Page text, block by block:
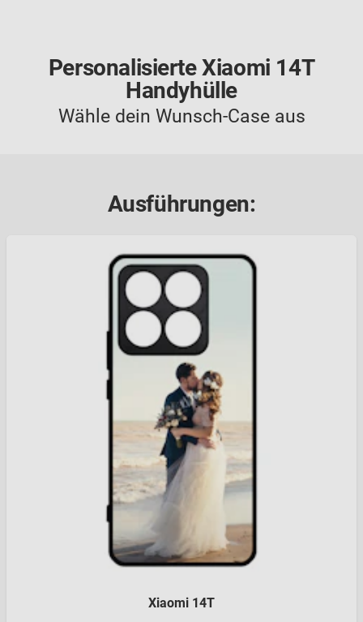
Personalisierte Xiaomi 14T
Handyhülle
Wähle dein Wunsch-Case aus
Ausführungen:
Xiaomi 14T